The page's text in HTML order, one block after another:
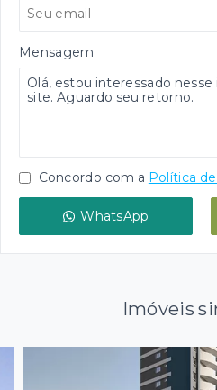
Mensagem
Concordo com a Política
WhatsApp
Imóveis